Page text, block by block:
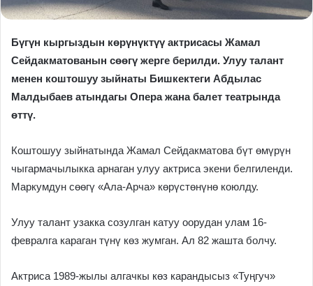
Бүгүн кыргыздын көрүнүктүү актрисасы Жамал
Сейдакматованын сөөгү жерге берилди. Улуу талант
менен коштошуу зыйнаты Бишкектеги Абдылас
Малдыбаев атындагы Опера жана балет театрында
өттү.
Коштошуу зыйнатында Жамал Сейдакматова бүт өмүрүн
чыгармачылыкка арнаган улуу актриса экени белгиленди.
Маркумдун сөөгү «Ала-Арча» көрүстөнүнө коюлду.
Улуу талант узакка созулган катуу оорудан улам 16-
февралга караган түнү көз жумган. Ал 82 жашта болчу.
Актриса 1989-жылы алгачкы көз карандысыз «Туңгуч»